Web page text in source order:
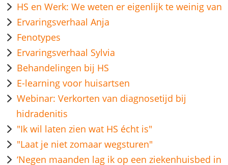
HS en Werk: We weten er eigenlijk te weinig van
Ervaringsverhaal Anja
Fenotypes
Ervaringsverhaal Sylvia
Behandelingen bij HS
E-learning voor huisartsen
Webinar: Verkorten van diagnosetijd bij
hidradenitis
"Ik wil laten zien wat HS écht is"
"Laat je niet zomaar wegsturen"
‘Negen maanden lag ik op een ziekenhuisbed in